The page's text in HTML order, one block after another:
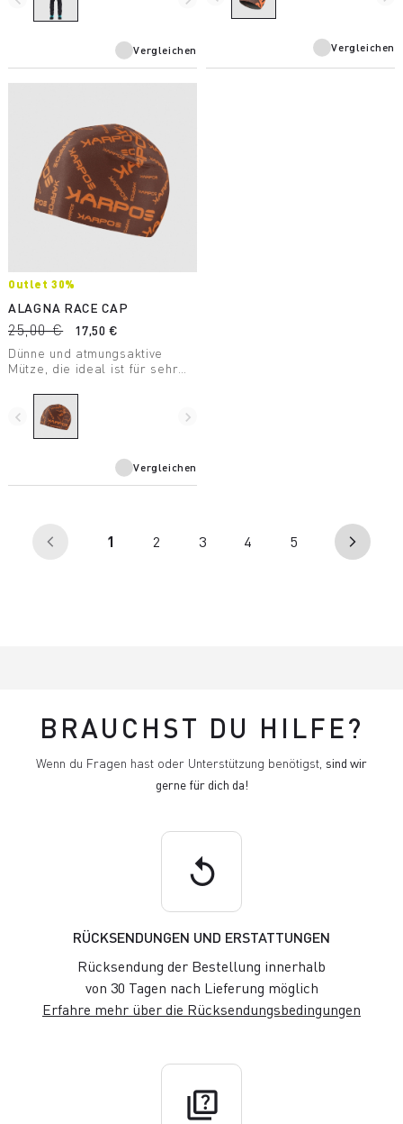
gleichzeitig eine hohe
Outdoor-Aktivitäten Vergleichen Vergleichen
Outlet 30%
ALAGNA RACE CAP
25,00 €
17,50 €
Dünne und atmungsaktive
Mütze, die ideal ist für sehr
Aktivitäten im Winter.
Hergestellt aus aufgerautem
Thermo-Material mit Aufdruck.
navigate_before navigate_next
Vergleichen
arrow_back_ios 1 (aktuell)
2 3 4 5 arrow_forward_ios
BRAUCHST DU HILFE?
Wenn du Fragen hast oder Unterstützung benötigst, sind wir
gerne für dich da!
replay
RÜCKSENDUNGEN UND ERSTATTUNGEN
Rücksendung der Bestellung innerhalb
von 30 Tagen nach Lieferung möglich
Erfahre mehr über die Rücksendungsbedingungen
quiz